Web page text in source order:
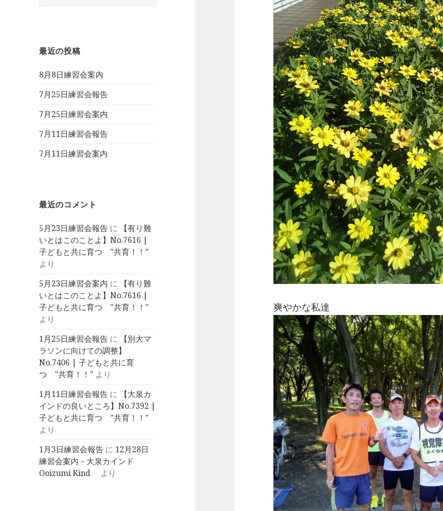
索:
最近の投稿
8月8日練習会案内
7月25日練習会報告
7月25日練習会案内
7月11日練習会報告
7月11日練習会案内
最近のコメント
5月23日練習会報告 に
【有り難
いとはこのことよ】No.7616 |
子どもと共に育つ "共育！！"
より
5月23日練習会案内 に
【有り難
いとはこのことよ】No.7616 |
子どもと共に育つ "共育！！"
より
1月25日練習会報告 に
【別大マ
ラソンに向けての調整】
No.7406 | 子どもと共に育
つ "共育！！" より
1月11日練習会報告 に
【大泉カ
インドの良いところ】No.7392 |
子どもと共に育つ "共育！！"
より
1月3日練習会報告 に 12月28日
練習会案内 – 大泉カインド
Ooizumi Kind
より
爽やかな私達